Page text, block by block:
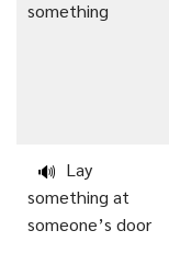
something
🔊 Lay
something at
someone’s door